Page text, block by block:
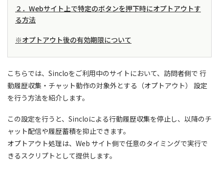
２．Webサイト上で特定のボタンを押下時にオプトアウトす
る方法
※オプトアウト後の有効期限について
こちらでは、Sincloをご利用中のサイトにおいて、訪問者側で 行
動履歴収集・チャット動作の対象外とする（オプトアウト） 設定
を行う方法を紹介します。
この設定を行うと、Sincloによる行動履歴収集を停止し、以降のチ
ャット配信や履歴蓄積を抑止できます。
オプトアウト処理は、Web サイト側で任意のタイミングで実行で
きるスクリプトとして提供します。